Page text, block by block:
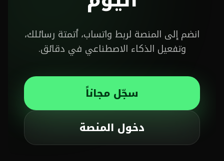
انضم إلى المنصة لربط واتساب، أتمتة رسائلك،
وتفعيل الذكاء الاصطناعي في دقائق.
سجّل مجاناً
دخول المنصة